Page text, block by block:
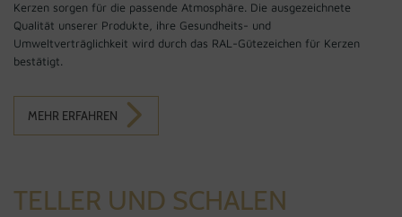
Kerzen sorgen für die passende Atmosphäre. Die ausgezeichnete
Qualität unserer Produkte, ihre Gesundheits- und
Umweltverträglichkeit wird durch das RAL-Gütezeichen für Kerzen
bestätigt.
MEHR ERFAHREN
TELLER UND SCHALEN